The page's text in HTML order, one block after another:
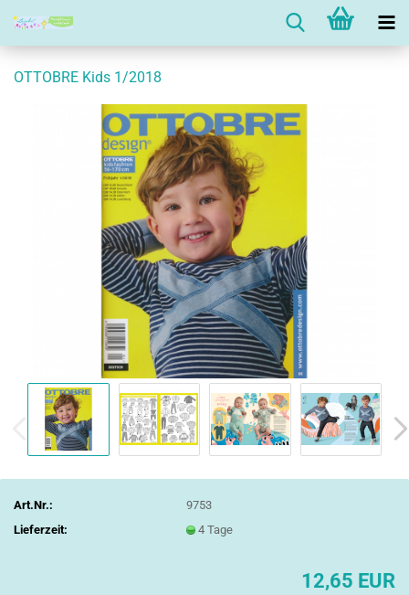
OTTOBRE Kids 1/2018
Art.Nr.:
9753
Lieferzeit:
4 Tage
12,65 EUR